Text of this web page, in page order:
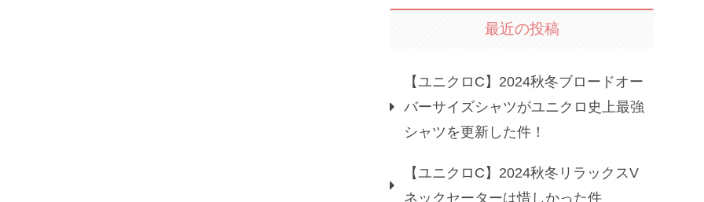
最近の投稿
【ユニクロC】2024秋冬ブロードオー
バーサイズシャツがユニクロ史上最強
シャツを更新した件！
【ユニクロC】2024秋冬リラックスV
ネックセーターは惜しかった件